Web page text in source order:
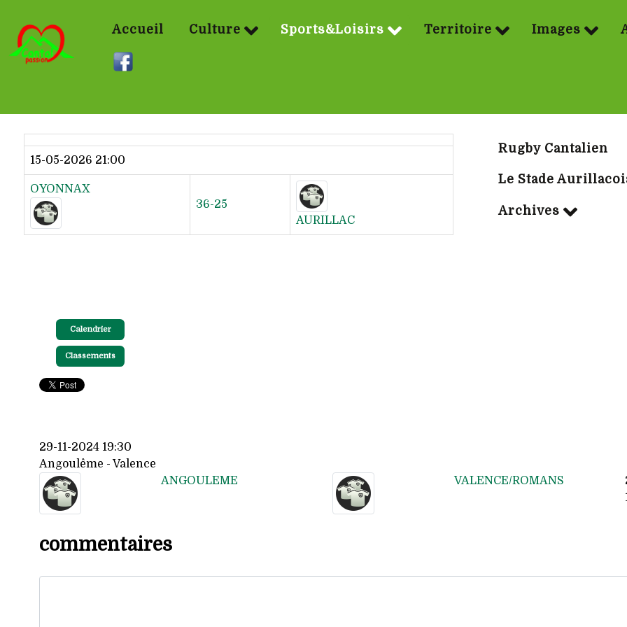
Accueil Culture Sports&Loisirs Territoire Images
15-05-2026 21:00
OYONNAX
36-25
AURILLAC
Rugby Cantalien
Le Stade
Archives
Calendrier
Classements
29-11-2024 19:30
Angoulême - Valence
ANGOULEME
VALENCE/ROMANS
commentaires